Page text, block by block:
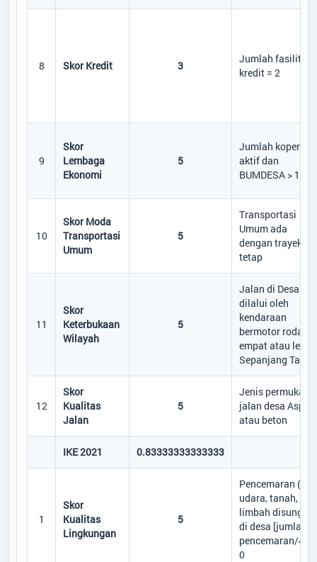
8 Skor Kredit 3
Jumlah fasilitas
kredit = 2
9
Skor
Lembaga
Ekonomi
5
Jumlah koperasi
aktif dan
BUMDESA > 1
10
Skor Moda
Transportasi
Umum
5
Transportasi
Umum ada
dengan trayek
tetap
11
Skor
Keterbukaan
Wilayah
5
Jalan di Desa
dilalui oleh
kendaraan
bermotor roda
empat atau lebih
Sepanjang Tahun
12
Skor
Kualitas
Jalan
5
Jenis permukaan
jalan desa Aspal
atau beton
IKE 2021 0.83333333333333
1
Skor
Kualitas
Lingkungan
5
Pencemaran (air,
udara, tanah,
limbah disungai)
di desa [jumlah
pencemaran/4] =
0